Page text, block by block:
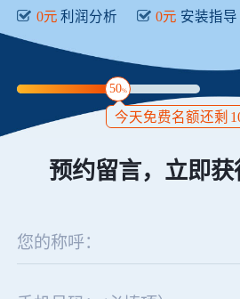
0元 利润分析 0元 安装指导
50%
今天免费名额还剩
预约留言，立即